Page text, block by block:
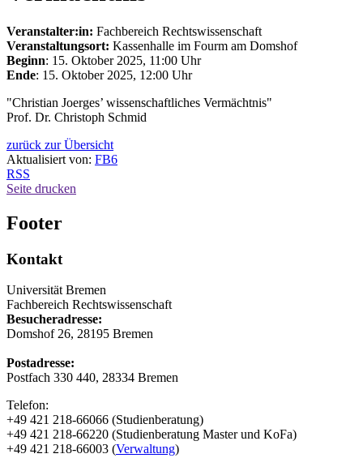
Veranstalter:in: Fachbereich Rechtswissenschaft
Veranstaltungsort: Kassenhalle im Fourm am Domshof
Beginn: 15. Oktober 2025, 11:00 Uhr
Ende: 15. Oktober 2025, 12:00 Uhr
"Christian Joerges’ wissenschaftliches Vermächtnis"
Prof. Dr. Christoph Schmid
zurück zur Übersicht
Aktualisiert von: FB6
RSS
Seite drucken
Footer
Kontakt
Universität Bremen
Fachbereich Rechtswissenschaft
Besucheradresse:
Domshof 26, 28195 Bremen
Postadresse:
Postfach 330 440, 28334 Bremen
Telefon:
+49 421 218-66066 (Studienberatung)
+49 421 218-66220 (Studienberatung Master und KoFa)
+49 421 218-66003 (Verwaltung)